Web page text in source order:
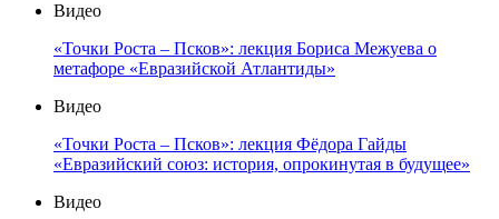
Видео
«Точки Роста – Псков»: лекция Бориса Межуева о
метафоре «Евразийской Атлантиды»
Видео
«Точки Роста – Псков»: лекция Фёдора Гайды
«Евразийский союз: история, опрокинутая в будущее»
Видео